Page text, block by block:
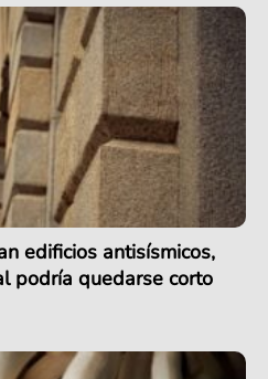
edificios antisísmicos,
podría quedarse corto